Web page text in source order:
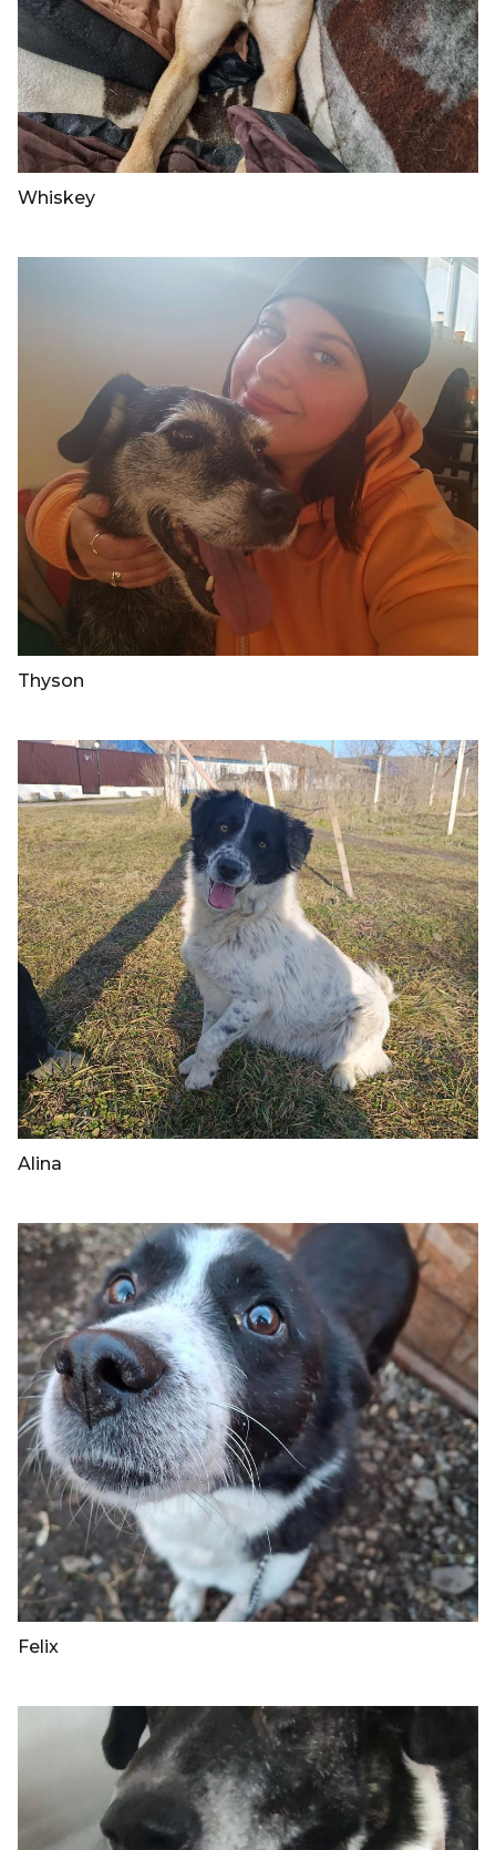
Whiskey
Thyson
Alina
Felix